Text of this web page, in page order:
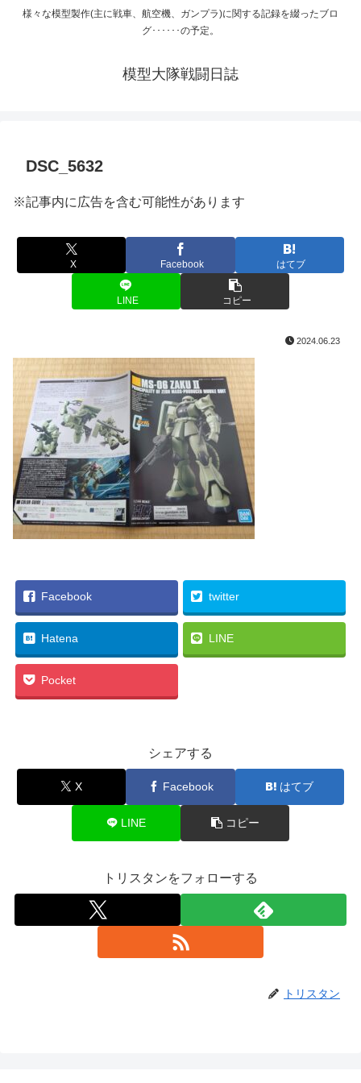
様々な模型製作(主に戦車、航空機、ガンプラ)に関する記録を綴ったブロ
グ･･････の予定。
模型大隊戦闘日誌
DSC_5632
※記事内に広告を含む可能性があります
X Facebook はてブ
LINE コピー
2024.06.23
Facebook twitter
Hatena LINE
Pocket
シェアする
X Facebook はてブ
LINE コピー
トリスタンをフォローする
トリスタン